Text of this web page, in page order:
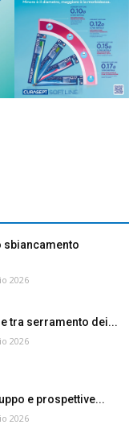
sbiancamento
2026
tra serramento dei...
2026
e prospettive...
2026